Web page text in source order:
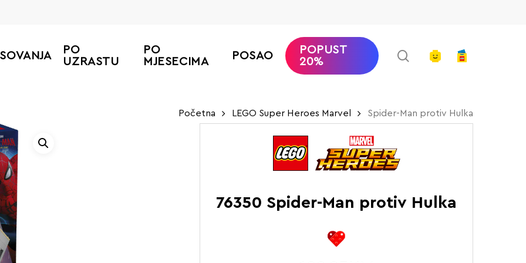
PO
UZRASTU
PO
MJESECIMA
POSAO
POPUST
20%
searchaccount
Početna LEGO Super Heroes Marvel Spider-Man protiv Hulka
76350 Spider-Man protiv Hulka